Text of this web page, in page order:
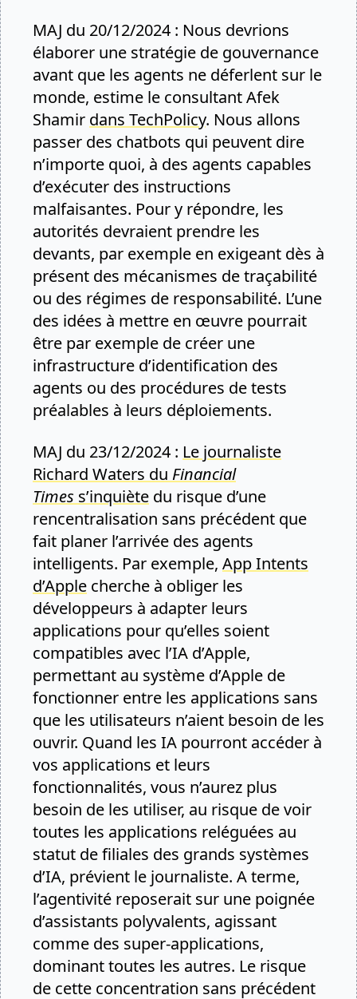
MAJ du 20/12/2024 : Nous devrions
élaborer une stratégie de gouvernance
avant que les agents ne déferlent sur le
monde, estime le consultant Afek
Shamir dans TechPolicy. Nous allons
passer des chatbots qui peuvent dire
n’importe quoi, à des agents capables
d’exécuter des instructions
malfaisantes. Pour y répondre, les
autorités devraient prendre les
devants, par exemple en exigeant dès à
présent des mécanismes de traçabilité
ou des régimes de responsabilité. L’une
des idées à mettre en œuvre pourrait
être par exemple de créer une
infrastructure d’identification des
agents ou des procédures de tests
préalables à leurs déploiements.
MAJ du 23/12/2024 : Le journaliste
Richard Waters du Financial
Times s’inquiète du risque d’une
rencentralisation sans précédent que
fait planer l’arrivée des agents
intelligents. Par exemple, App Intents
d’Apple cherche à obliger les
développeurs à adapter leurs
applications pour qu’elles soient
compatibles avec l’IA d’Apple,
permettant au système d’Apple de
fonctionner entre les applications sans
que les utilisateurs n’aient besoin de les
ouvrir. Quand les IA pourront accéder à
vos applications et leurs
fonctionnalités, vous n’aurez plus
besoin de les utiliser, au risque de voir
toutes les applications reléguées au
statut de filiales des grands systèmes
d’IA, prévient le journaliste. A terme,
l’agentivité reposerait sur une poignée
d’assistants polyvalents, agissant
comme des super-applications,
dominant toutes les autres. Le risque
de cette concentration sans précédent